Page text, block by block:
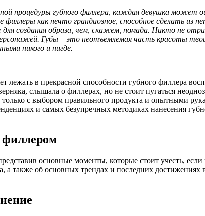
процедуры губного филлера, каждая девушка может
как нечто грандиозное, способное сделать из
создания образа, чем, скажем, помада. Никто не
Губы – это неотъемлемая часть красоты
никого и нигде.
лежать в прекрасной способности губного филлера
слышала о филлерах, но не стоит пугаться
только с выбором правильного продукта и опытными
и самых безупречных методиках нанесения
филлером
основные моменты, которые стоит учесть,
а также об основных трендах и последних